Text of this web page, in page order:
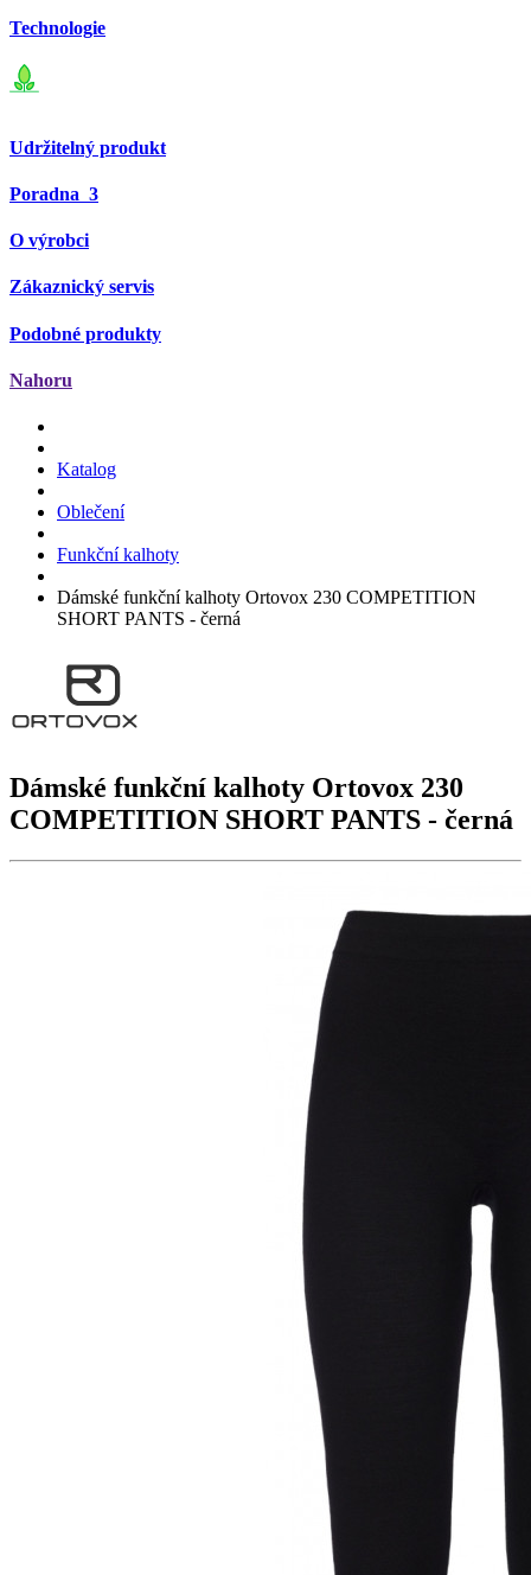
Technologie
Udržitelný produkt
Poradna 3
O výrobci
Zákaznický servis
Podobné produkty
Nahoru
Katalog
Oblečení
Funkční kalhoty
Dámské funkční kalhoty Ortovox 230 COMPETITION
SHORT PANTS - černá
Dámské funkční kalhoty Ortovox 230
COMPETITION SHORT PANTS - černá